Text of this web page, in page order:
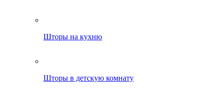
Шторы на кухню
Шторы в детскую комнату